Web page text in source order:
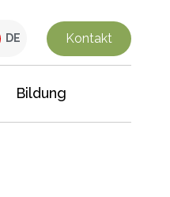
DE Kontakt
Bildung